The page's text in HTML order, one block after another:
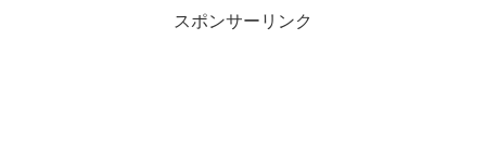
スポンサーリンク